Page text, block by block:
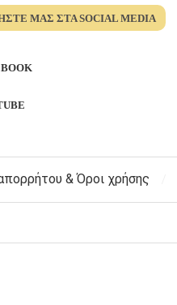
ΜΑΣ ΣΤΑ SOCIAL MEDIA
& Όροι χρήσης